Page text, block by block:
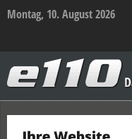
Montag, 10. August 2026
–
Das
Sicherheitsportal
Zum
Inhalt
springen